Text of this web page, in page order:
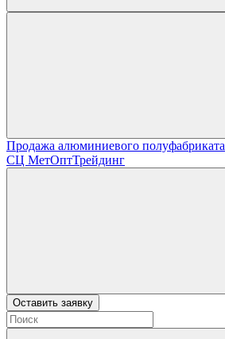
Продажа алюминиевого полуфабриката
СЦ МетОптТрейдинг
Оставить заявку